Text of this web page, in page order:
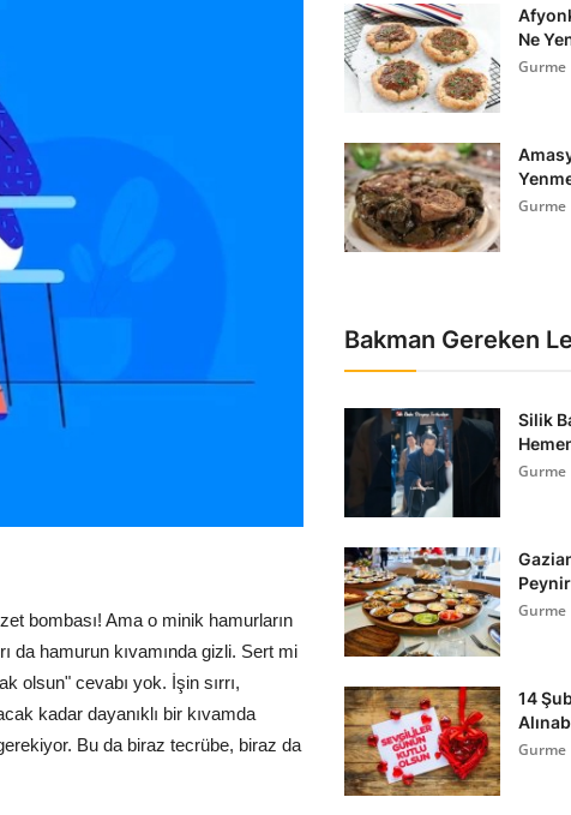
bombası! Ama o minik hamurların
da hamurun kıvamında gizli. Sert mi
olsun" cevabı yok. İşin sırrı,
kadar dayanıklı bir kıvamda
Bu da biraz tecrübe, biraz da
Ne
Gurme
Gurme
Bakman Gereken
Silik
Gurme
Gurme
14
Gurme